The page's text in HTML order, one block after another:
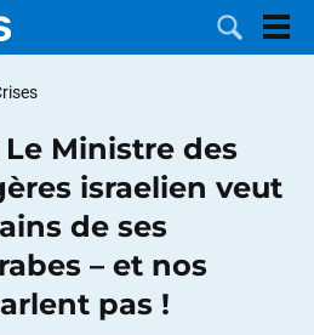
Ministre des
israelien veut
de ses
– et nos
pas !